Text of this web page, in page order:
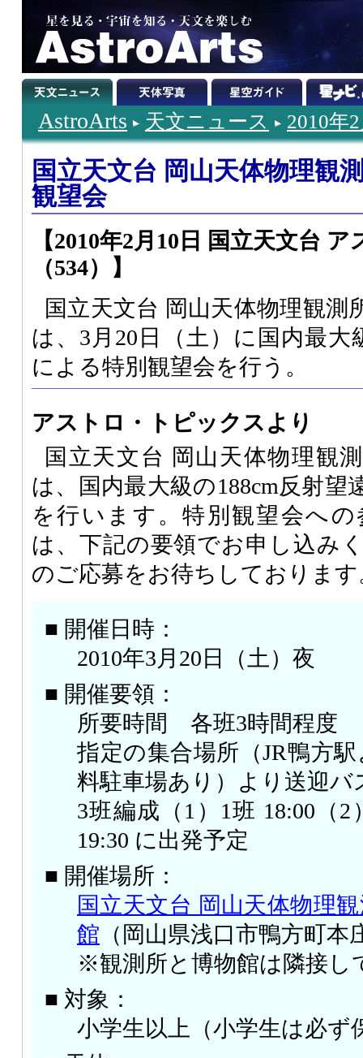
AstroArts 天文ニュース 2010年
国立天文台 岡山天体物理観
観望会
【2010年2月10日 国立天文台
（534）】
国立天文台 岡山天体物理観測
は、3月20日（土）に国内最大
による特別観望会を行う。
アストロ・トピックスより
国立天文台 岡山天体物理観
は、国内最大級の188cm反射望
を行います。特別観望会へ
は、下記の要領でお申し込み
のご応募をお待ちしております
■ 開催日時：
2010年3月20日（土）夜
■ 開催要領：
所要時間 各班3時間程度
指定の集合場所（JR鴨方
料駐車場あり）より送迎バ
3班編成（1）1班 18:00（2
19:30 に出発予定
■ 開催場所：
国立天文台 岡山天体物理
館 （岡山県浅口市鴨方町本
※観測所と博物館は隣接し
■ 対象：
小学生以上（小学生は必ず